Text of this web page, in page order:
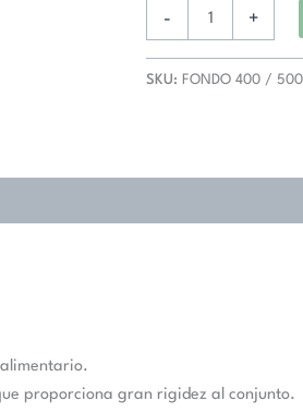
- +
SKU: FONDO 400 / 500
proporciona gran rigidez al conjunto.